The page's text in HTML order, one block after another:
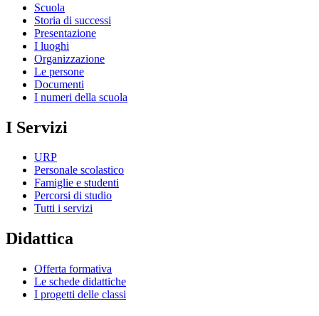
Scuola
Storia di successi
Presentazione
I luoghi
Organizzazione
Le persone
Documenti
I numeri della scuola
I Servizi
URP
Personale scolastico
Famiglie e studenti
Percorsi di studio
Tutti i servizi
Didattica
Offerta formativa
Le schede didattiche
I progetti delle classi